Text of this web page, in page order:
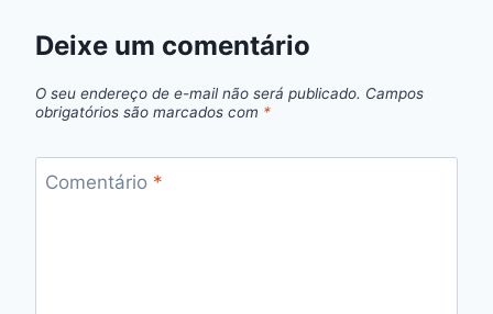
Deixe um comentário
O seu endereço de e-mail não será publicado. Campos
obrigatórios são marcados com *
Comentário *